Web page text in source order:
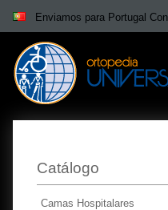
Enviamos para Portugal
Catálogo
Camas Hospitalares